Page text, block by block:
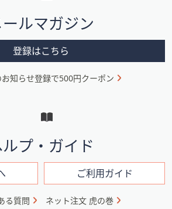
ールマガジン
登録はこちら
お知らせ登録で500円クーポン
プ・ガイド
ご利用ガイド
る質問 ネット注文 虎の巻